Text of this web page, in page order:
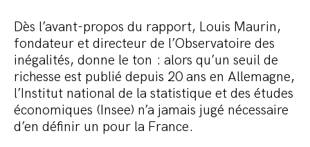
Dès l’avant-propos du rapport, Louis Maurin,
fondateur et directeur de l’Observatoire des
inégalités, donne le ton : alors qu’un seuil de
richesse est publié depuis 20 ans en Allemagne,
l’Institut national de la statistique et des études
économiques (Insee) n’a jamais jugé nécessaire
d’en définir un pour la France.